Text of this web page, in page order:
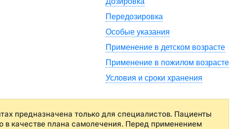
Передозировка
Особые указания
Применение в детском возрасте
Применение в пожилом возрасте
Условия и сроки хранения
предназначена только для специалистов. Пациенты
в качестве плана самолечения. Перед применением